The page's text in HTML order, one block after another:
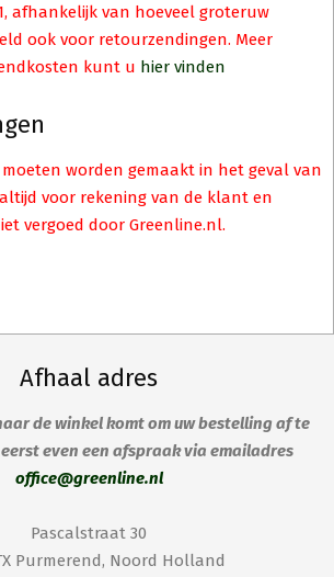
afhankelijk van hoeveel groteruw
ook voor retourzendingen. Meer
kunt u hier vinden
moeten worden gemaakt in het geval van
voor rekening van de klant en
vergoed door Greenline.nl.
Afhaal adres
de winkel komt om uw bestelling af te
even een afspraak via emailadres
office@greenline.nl
Pascalstraat 30
Purmerend, Noord Holland